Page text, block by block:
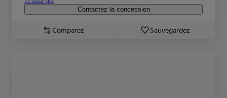
En savoir plus
Contactez la concession
Comparez Sauvegardez